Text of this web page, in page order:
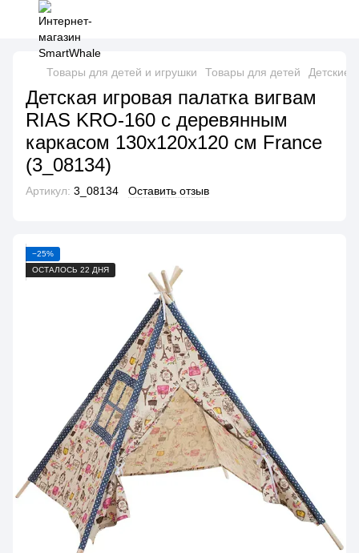
Товары для детей и игрушки Товары для детей Детские
Детская игровая палатка вигвам
RIAS KRO-160 с деревянным
каркасом 130x120x120 см France
(3_08134)
Артикул: 3_08134 Оставить отзыв
−25%
ОСТАЛОСЬ 22 ДНЯ